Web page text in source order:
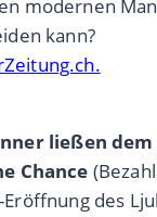
modernen
kann?
ließen
Chance
des